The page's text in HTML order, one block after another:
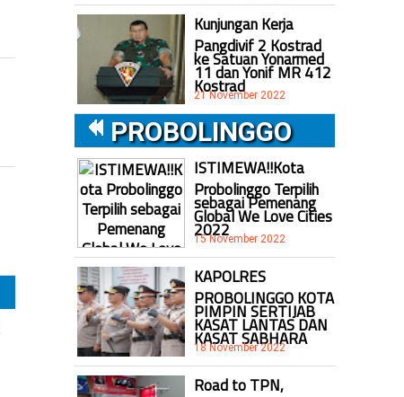
Kunjungan Kerja
Pangdivif 2 Kostrad
ke Satuan Yonarmed
11 dan Yonif MR 412
Kostrad
21 November 2022
PROBOLINGGO
ISTIMEWA!!Kota
Probolinggo Terpilih
sebagai Pemenang
Global We Love Cities
2022
15 November 2022
KAPOLRES
PROBOLINGGO KOTA
PIMPIN SERTIJAB
KASAT LANTAS DAN
KASAT SABHARA
18 November 2022
Road to TPN,